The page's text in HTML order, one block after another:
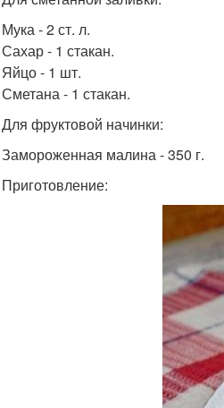
Мука - 2 ст. л.
Сахар - 1 стакан.
Яйцо - 1 шт.
Сметана - 1 стакан.
Для фруктовой начинки:
Замороженная малина - 350 г.
Приготовление: